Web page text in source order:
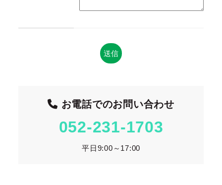
お電話でのお問い合わせ
052-231-1703
平日9:00～17:00